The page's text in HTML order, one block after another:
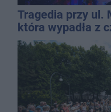
Tragedia przy ul.
która wypadła z